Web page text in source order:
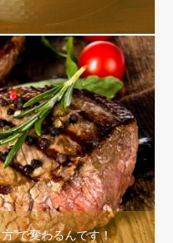
”で変わるんです！